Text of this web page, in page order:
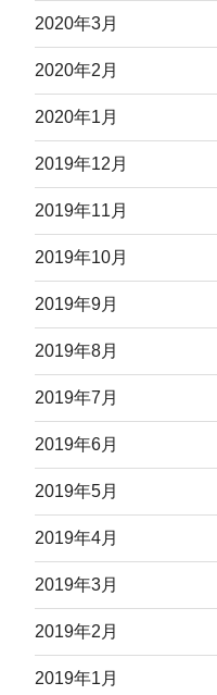
2020年3月
2020年2月
2020年1月
2019年12月
2019年11月
2019年10月
2019年9月
2019年8月
2019年7月
2019年6月
2019年5月
2019年4月
2019年3月
2019年2月
2019年1月